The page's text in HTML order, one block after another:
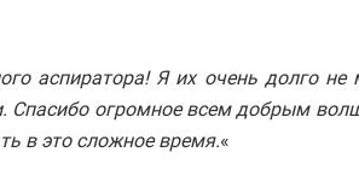
аспиратора! Я их очень долго
Спасибо огромное всем добрым
в это сложное время.«